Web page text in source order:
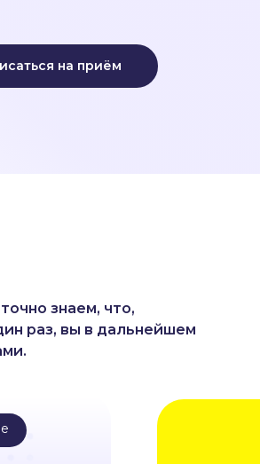
на приём
знаем, что,
раз, вы в дальнейшем